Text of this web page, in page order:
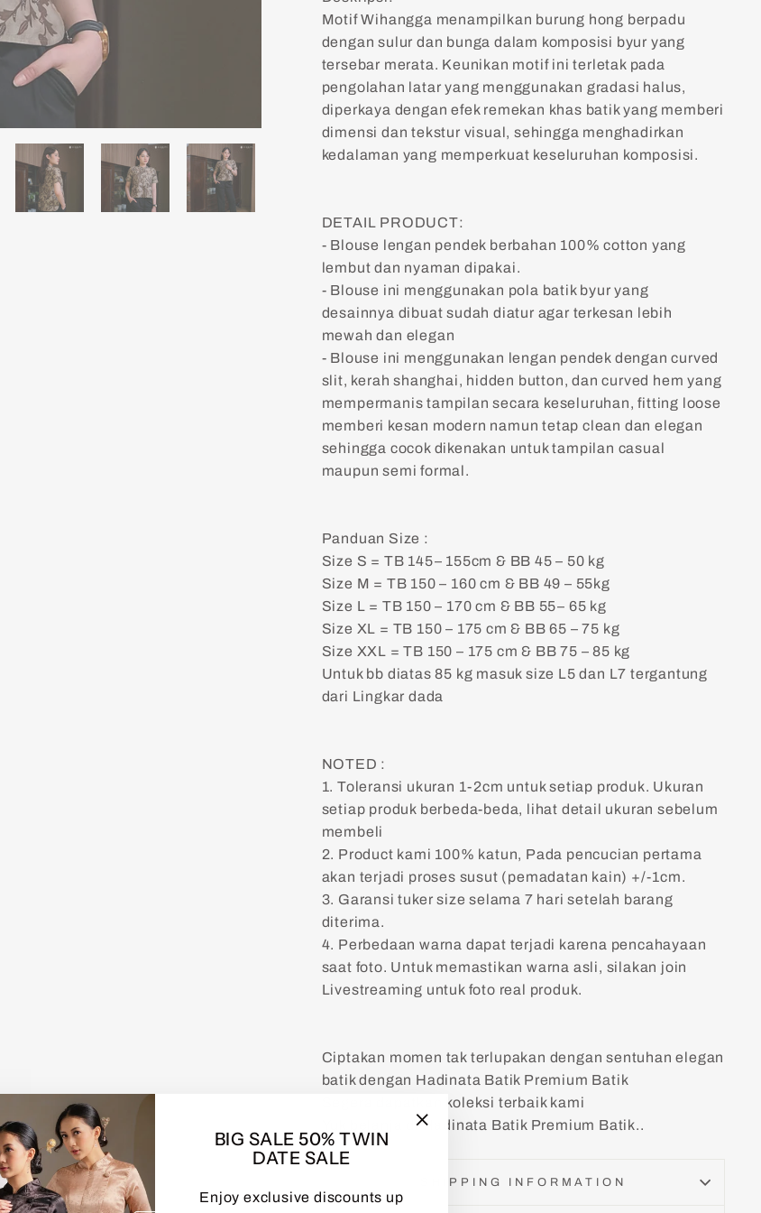
BIG SALE 50% TWIN
DATE SALE
Enjoy exclusive discounts up
Motif Wihangga menampilkan burung hong berpadu
dengan sulur dan bunga dalam komposisi byur yang
tersebar merata. Keunikan motif ini terletak pada
pengolahan latar yang menggunakan gradasi halus,
diperkaya dengan efek remekan khas batik yang memberi
dimensi dan tekstur visual, sehingga menghadirkan
kedalaman yang memperkuat keseluruhan komposisi.
DETAIL PRODUCT:
- Blouse lengan pendek berbahan 100% cotton yang
lembut dan nyaman dipakai.
- Blouse ini menggunakan pola batik byur yang
desainnya dibuat sudah diatur agar terkesan lebih
mewah dan elegan
- Blouse ini menggunakan lengan pendek dengan curved
slit, kerah shanghai, hidden button, dan curved hem yang
mempermanis tampilan secara keseluruhan, fitting loose
memberi kesan modern namun tetap clean dan elegan
sehingga cocok dikenakan untuk tampilan casual
maupun semi formal.
Panduan Size :
Size S = TB 145– 155cm & BB 45 – 50 kg
Size M = TB 150 – 160 cm & BB 49 – 55kg
Size L = TB 150 – 170 cm & BB 55– 65 kg
Size XL = TB 150 – 175 cm & BB 65 – 75 kg
Size XXL = TB 150 – 175 cm & BB 75 – 85 kg
Untuk bb diatas 85 kg masuk size L5 dan L7 tergantung
dari Lingkar dada
NOTED :
1. Toleransi ukuran 1-2cm untuk setiap produk. Ukuran
setiap produk berbeda-beda, lihat detail ukuran sebelum
membeli
2. Product kami 100% katun, Pada pencucian pertama
akan terjadi proses susut (pemadatan kain) +/-1cm.
3. Garansi tuker size selama 7 hari setelah barang
diterima.
4. Perbedaan warna dapat terjadi karena pencahayaan
saat foto. Untuk memastikan warna asli, silakan join
Livestreaming untuk foto real produk.
Ciptakan momen tak terlupakan dengan sentuhan elegan
batik dengan Hadinata Batik Premium Batik
Segera dapatkan koleksi terbaik kami
Yuk belanja di Hadinata Batik Premium Batik..
SHIPPING INFORMATION